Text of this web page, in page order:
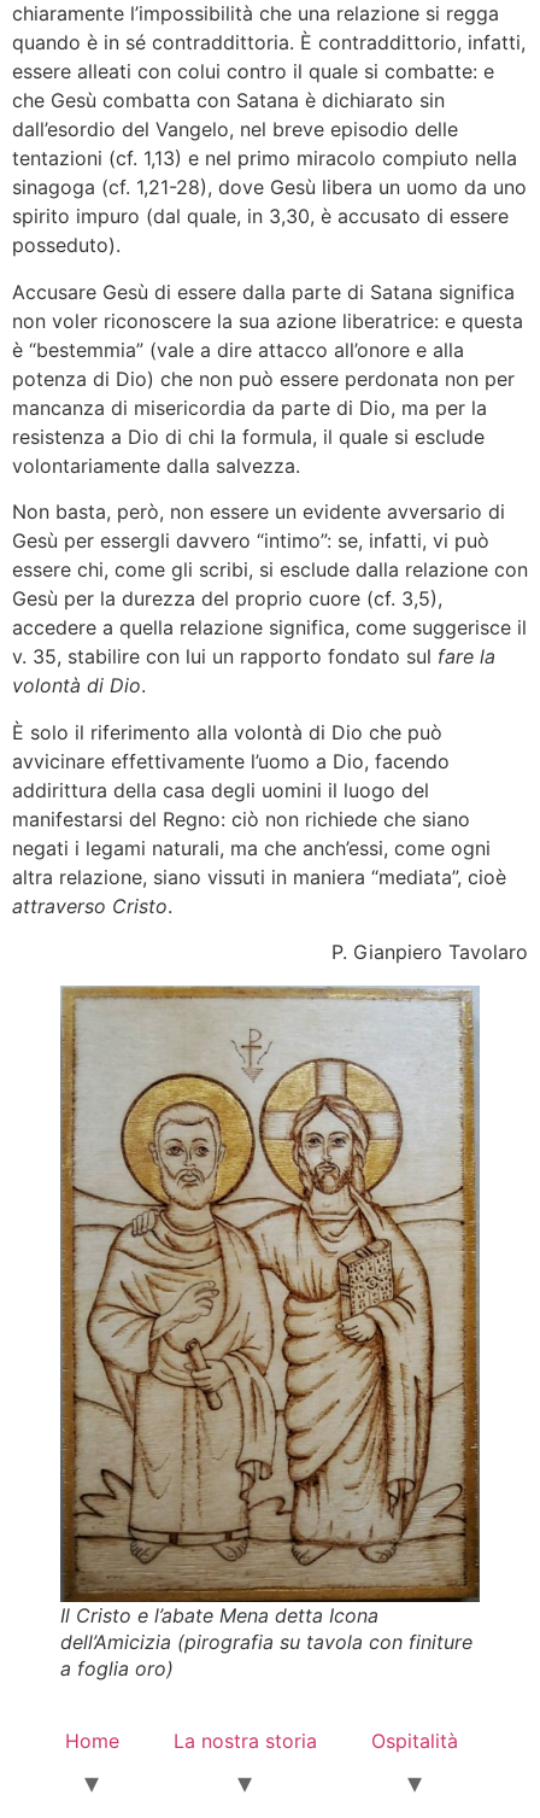
chiaramente l’impossibilità che una relazione si regga
quando è in sé contraddittoria. È contraddittorio, infatti,
essere alleati con colui contro il quale si combatte: e
che Gesù combatta con Satana è dichiarato sin
dall’esordio del Vangelo, nel breve episodio delle
tentazioni (cf. 1,13) e nel primo miracolo compiuto nella
sinagoga (cf. 1,21-28), dove Gesù libera un uomo da uno
spirito impuro (dal quale, in 3,30, è accusato di essere
posseduto).
Accusare Gesù di essere dalla parte di Satana significa
non voler riconoscere la sua azione liberatrice: e questa
è “bestemmia” (vale a dire attacco all’onore e alla
potenza di Dio) che non può essere perdonata non per
mancanza di misericordia da parte di Dio, ma per la
resistenza a Dio di chi la formula, il quale si esclude
volontariamente dalla salvezza.
Non basta, però, non essere un evidente avversario di
Gesù per essergli davvero “intimo”: se, infatti, vi può
essere chi, come gli scribi, si esclude dalla relazione con
Gesù per la durezza del proprio cuore (cf. 3,5),
accedere a quella relazione significa, come suggerisce il
v. 35, stabilire con lui un rapporto fondato sul fare la
volontà di Dio.
È solo il riferimento alla volontà di Dio che può
avvicinare effettivamente l’uomo a Dio, facendo
addirittura della casa degli uomini il luogo del
manifestarsi del Regno: ciò non richiede che siano
negati i legami naturali, ma che anch’essi, come ogni
altra relazione, siano vissuti in maniera “mediata”, cioè
attraverso Cristo.
P. Gianpiero Tavolaro
Il Cristo e l’abate Mena detta Icona
dell’Amicizia (pirografia su tavola con finiture
a foglia oro)
Home La nostra storia Ospitalità